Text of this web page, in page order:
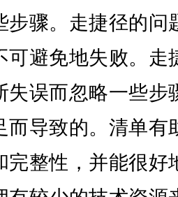
步骤。走捷径的问
可避免地失败。走
失误而忽略一些步
而导致的。清单有
完整性，并能很好